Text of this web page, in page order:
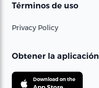
Términos de uso
Privacy Policy
Obtener la aplicación
Download on the